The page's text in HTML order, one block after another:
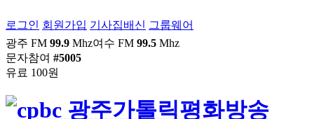
로그인 회원가입 기사집배신 그룹웨어
광주 FM 99.9 Mhz여수 FM 99.5 Mhz
문자참여 #5005
유료 100원